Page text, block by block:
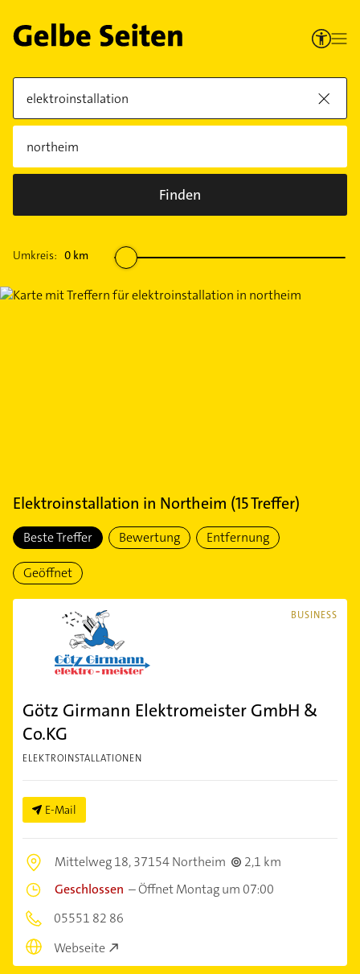
Finden
Umkreis: 0 km
Elektroinstallation in Northeim (15Treffer)
Beste Treffer Bewertung Entfernung
Geöffnet
BUSINESS
Götz Girmann Elektromeister GmbH &
Co.KG
ELEKTROINSTALLATIONEN
E-Mail
Mittelweg 18,37154 Northeim
2,1 km
Geschlossen –Öffnet Montag um 07:00
05551 82 86
Webseite